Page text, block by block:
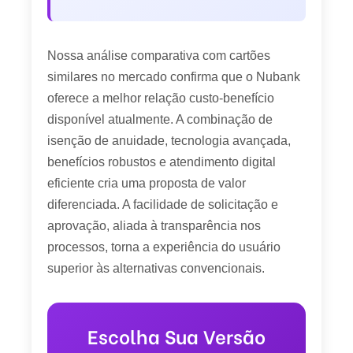
Nossa análise comparativa com cartões
similares no mercado confirma que o Nubank
oferece a melhor relação custo-benefício
disponível atualmente. A combinação de
isenção de anuidade, tecnologia avançada,
benefícios robustos e atendimento digital
eficiente cria uma proposta de valor
diferenciada. A facilidade de solicitação e
aprovação, aliada à transparência nos
processos, torna a experiência do usuário
superior às alternativas convencionais.
Escolha Sua Versão